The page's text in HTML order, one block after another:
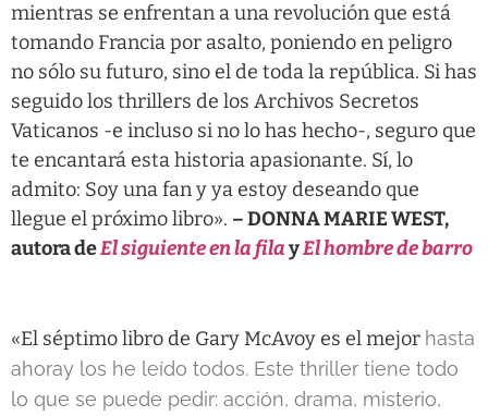
mientras se enfrentan a una revolución que está
tomando Francia por asalto, poniendo en peligro
no sólo su futuro, sino el de toda la república. Si has
seguido los thrillers de los Archivos Secretos
Vaticanos -e incluso si no lo has hecho-, seguro que
te encantará esta historia apasionante. Sí, lo
admito: Soy una fan y ya estoy deseando que
llegue el próximo libro». – DONNA MARIE WEST,
autora deEl siguiente en la filayEl hombre de barro
«El séptimo libro de Gary McAvoy es el mejor hasta
ahoray los he leído todos. Este thriller tiene todo
lo que se puede pedir: acción, drama, misterio,